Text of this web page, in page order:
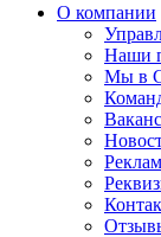
О компании
Наши
Мы в